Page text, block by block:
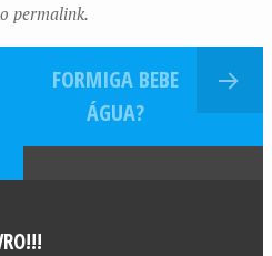
permalink.
FORMIGA BEBE
ÁGUA?